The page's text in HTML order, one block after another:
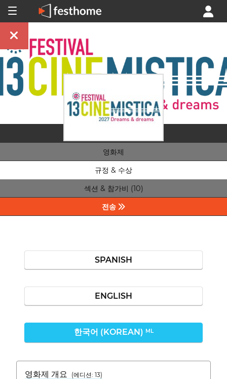
영화제
규정 & 수상
섹션 & 참가비 (10)
전송
SPANISH
ENGLISH
한국어 (KOREAN) ML
영화제 개요 (에디션: 13)